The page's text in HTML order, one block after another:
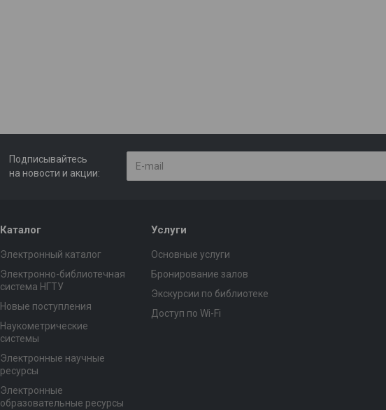
Подписывайтесь
на новости и акции:
Каталог
Электронный каталог
Электронно-библиотечная
система НГТУ
Новые поступления
Наукометрические
системы
Электронные научные
ресурсы
Электронные
образовательные ресурсы
Услуги
Основные услуги
Бронирование залов
Экскурсии по библиотеке
Доступ по Wi-Fi